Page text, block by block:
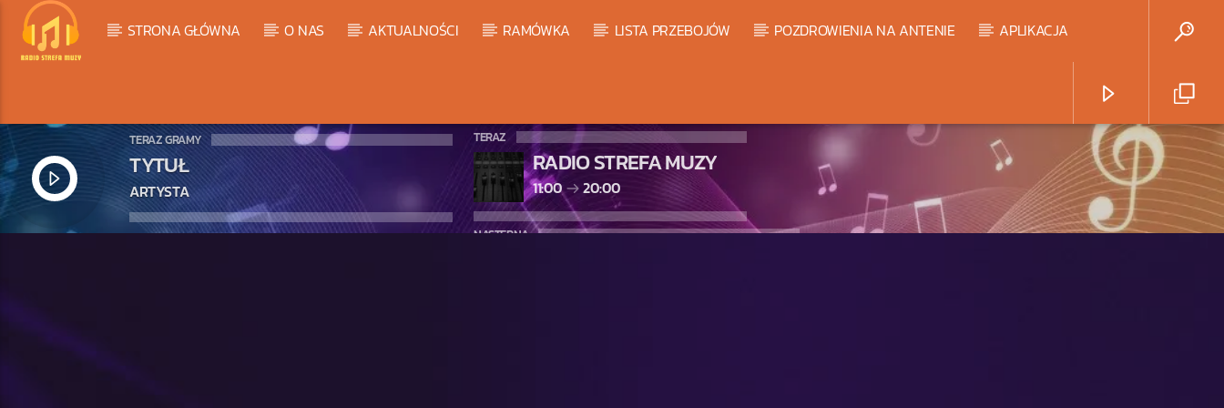
STRONA GŁÓWNA O NAS AKTUALNOŚCI RAMÓWKA LISTA PRZEBOJÓW POZDROWIENIA NA ANTENIE APLIKACJA
TERAZ GRAMY
TYTUŁ
ARTYSTA
TERAZ
RADIO STREFA MUZY
11:00 20:00
NASTĘPNA